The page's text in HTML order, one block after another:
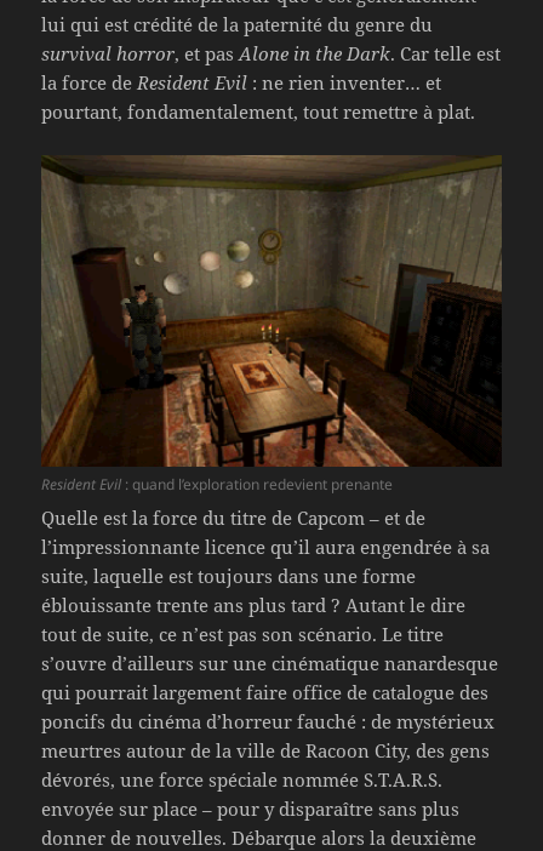
lui qui est crédité de la paternité du genre du
survival horror, et pasAlone in the Dark. Car telle est
la force deResident Evil : ne rien inventer… et
pourtant, fondamentalement, tout remettre à plat.
Resident Evil : quand l’exploration redevient prenante
Quelle est la force du titre de Capcom – et de
l’impressionnante licence qu’il aura engendrée à sa
suite, laquelle est toujours dans une forme
éblouissante trente ans plus tard ? Autant le dire
tout de suite, ce n’est pas son scénario. Le titre
s’ouvre d’ailleurs sur une cinématique nanardesque
qui pourrait largement faire office de catalogue des
poncifs du cinéma d’horreur fauché : de mystérieux
meurtres autour de la ville de Racoon City, des gens
dévorés, une force spéciale nommée S.T.A.R.S.
envoyée sur place – pour y disparaître sans plus
donner de nouvelles. Débarque alors la deuxième